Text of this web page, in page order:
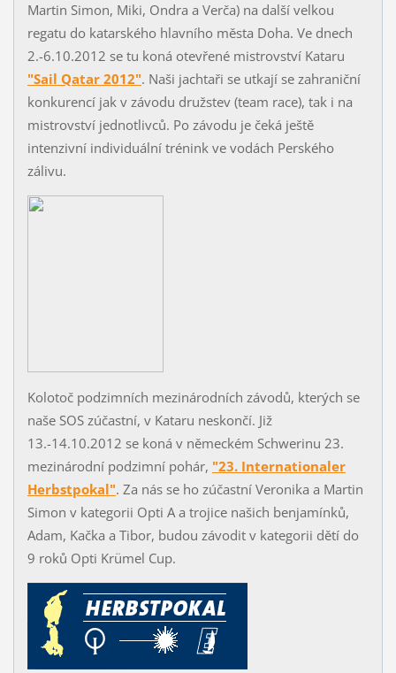
Martin Simon, Miki, Ondra a Verča) na další velkou
regatu do katarského hlavního města Doha. Ve dnech
2.-6.10.2012 se tu koná otevřené mistrovství Kataru
"Sail Qatar 2012". Naši jachtaři se utkají se zahraniční
konkurencí jak v závodu družstev (team race), tak i na
mistrovství jednotlivců. Po závodu je čeká ještě
intenzivní individuální trénink ve vodách Perského
zálivu.
Kolotoč podzimních mezinárodních závodů, kterých se
naše SOS zúčastní, v Kataru neskončí. Již
13.-14.10.2012 se koná v německém Schwerinu 23.
mezinárodní podzimní pohár, "23. Internationaler
Herbstpokal". Za nás se ho zúčastní Veronika a Martin
Simon v kategorii Opti A a trojice našich benjamínků,
Adam, Kačka a Tibor, budou závodit v kategorii dětí do
9 roků Opti Krümel Cup.